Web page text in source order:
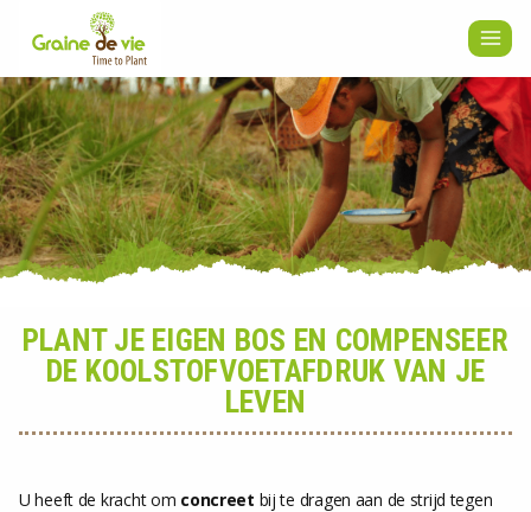
PLANT JE EIGEN BOS EN COMPENSEER
DE KOOLSTOFVOETAFDRUK VAN JE
LEVEN
U heeft de kracht om concreet bij te dragen aan de strijd tegen